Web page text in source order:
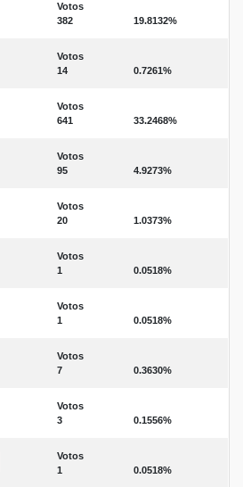
Votos
382
19.8132%
Votos
14
0.7261%
Votos
641
33.2468%
Votos
95
4.9273%
Votos
20
1.0373%
Votos
1
0.0518%
Votos
1
0.0518%
Votos
7
0.3630%
Votos
3
0.1556%
Votos
1
0.0518%